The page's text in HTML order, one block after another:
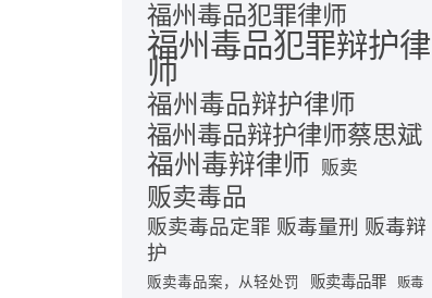
福州毒品犯罪律师
福州毒品犯罪辩护律
师
福州毒品辩护律师
福州毒品辩护律师蔡思斌
福州毒辩律师 贩卖
贩卖毒品
贩卖毒品定罪 贩毒量刑 贩毒辩
护
贩卖毒品案，从轻处罚 贩卖毒品罪
贩毒